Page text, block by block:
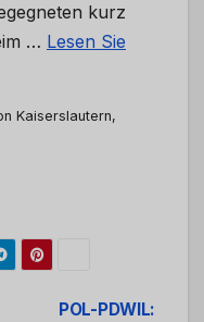
kurz
… Lesen Sie
Kaiserslautern,
POL-PDWIL: